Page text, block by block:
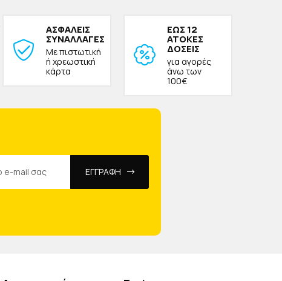
ΑΣΦΑΛΕΙΣ
ΣΥΝΑΛΛΑΓΕΣ
Με πιστωτική
ή χρεωστική
κάρτα
ΕΩΣ 12
ΑΤΟΚΕΣ
ΔΟΣΕΙΣ
για αγορές
άνω των
100€
ΕΓΓΡΑΦΗ